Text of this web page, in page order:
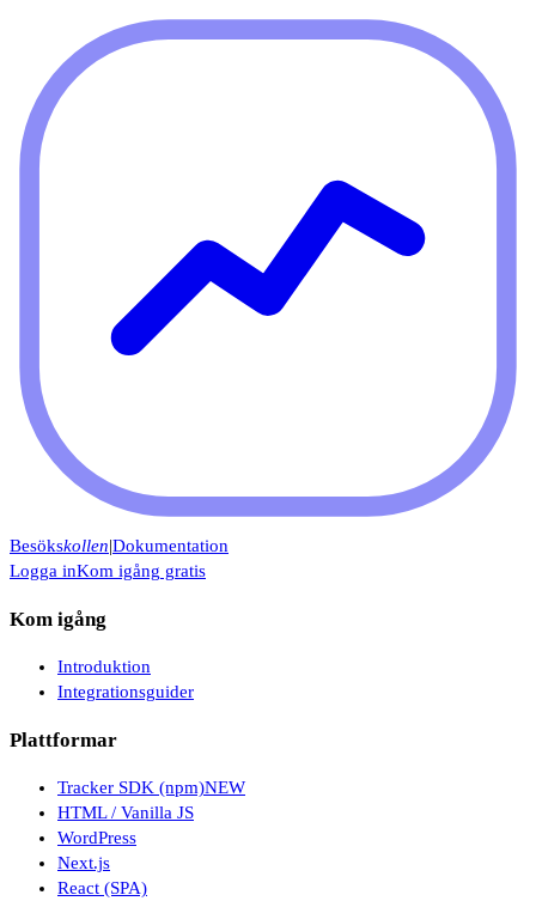
Besökskollen|Dokumentation
Logga inKom igång gratis
Kom igång
Introduktion
Integrationsguider
Plattformar
Tracker SDK (npm)NEW
HTML / Vanilla JS
WordPress
Next.js
React (SPA)